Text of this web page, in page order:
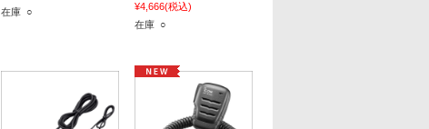
在庫 ○
¥4,666(税込)
在庫 ○